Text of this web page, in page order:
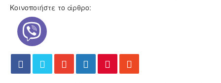
Κοινοποιήστε το άρθρο: